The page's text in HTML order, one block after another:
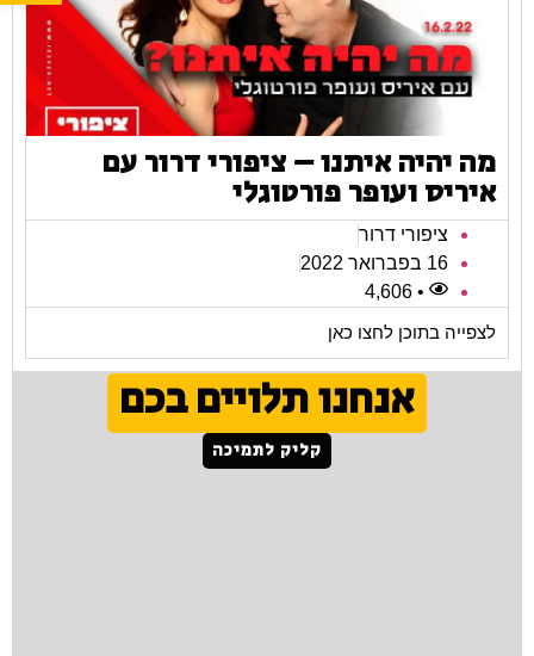
מה יהיה איתנו – ציפורי דרור עם
איריס ועופר פורטוגלי
ציפורי דרור
16 בפברואר 2022
• 4,606
לצפייה בתוכן לחצו כאן
אנחנו תלויים בכם
קליק לתמיכה